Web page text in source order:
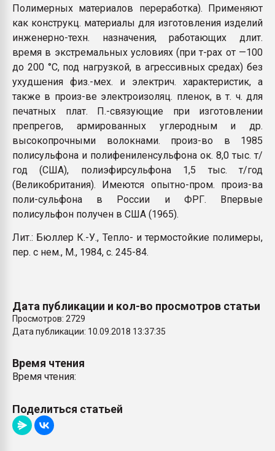
Полимерных материалов переработка). Применяют
как конструкц. материалы для изготовления изделий
инженерно-техн. назначения, работающих длит.
время в экстремальных условиях (при т-рах от —100
до 200 °С, под нагрузкой, в агрессивных средах) без
ухудшения физ.-мех. и электрич. характеристик, а
также в произ-ве электроизоляц. пленок, в т. ч. для
печатных плат. П.-связующие при изготовлении
препрегов, армированных углеродным и др.
высокопрочными волокнами. произ-во в 1985
полисульфона и полифениленсульфона ок. 8,0 тыс. т/
год (США), полиэфирсульфона 1,5 тыс. т/год
(Великобритания). Имеются опытно-пром. произ-ва
поли-сульфона в России и ФРГ. Впервые
полисульфон получен в США (1965).
Лит.: Бюллер К.-У., Тепло- и термостойкие полимеры,
пер. с нем., М., 1984, с. 245-84.
Дата публикации и кол-во просмотров статьи
Просмотров: 2729
Дата публикации: 10.09.2018 13:37:35
Время чтения
Время чтения:
Поделиться статьей